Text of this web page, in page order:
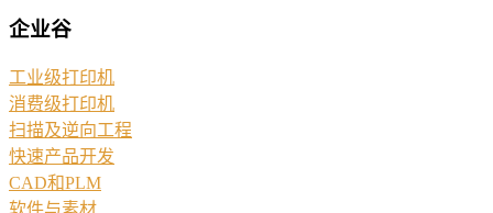
企业谷
工业级打印机
消费级打印机
扫描及逆向工程
快速产品开发
CAD和PLM
软件与素材